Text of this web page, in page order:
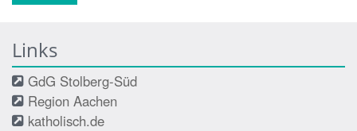
Links
GdG Stolberg-Süd
Region Aachen
katholisch.de